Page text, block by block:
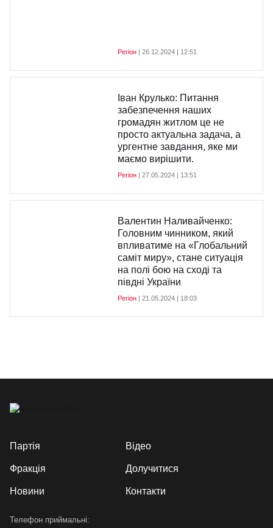
Регіон | 26.12.2024 | 12:51
Іван Крулько: Питання
забезпечення наших
громадян житлом це не
просто актуальна задача, а
ургентне завдання, яке ми
маємо вирішити.
Регіон | 27.05.2024 | 13:51
Валентин Наливайченко:
Головним чинником, який
впливатиме на «Глобальний
саміт миру», стане ситуація
на полі бою на сході та
півдні України
Регіон | 21.05.2024 | 18:03
Партія
Фракція
Новини
Відео
Долучитися
Контакти
Телефон приймальні: